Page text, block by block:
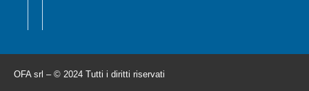
OFA srl – © 2024 Tutti i diritti riservati